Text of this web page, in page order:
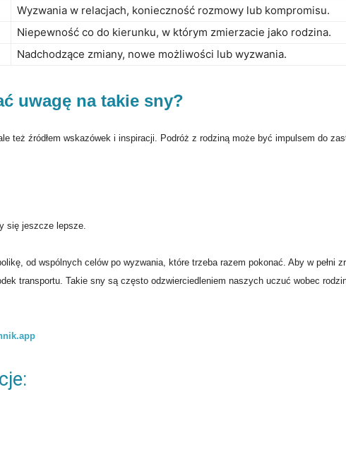
Wyzwania w relacjach, konieczność rozmowy lub kompromisu.
Niepewność co do kierunku, w którym zmierzacie jako rodzina.
Nadchodzące zmiany, nowe możliwości lub wyzwania.
uwagę na takie sny?
też źródłem wskazówek i inspiracji. Podróż z rodziną może być impulsem do
się jeszcze lepsze.
od wspólnych celów po wyzwania, które trzeba razem pokonać. Aby w pełni
transportu. Takie sny są często odzwierciedleniem naszych uczuć wobec